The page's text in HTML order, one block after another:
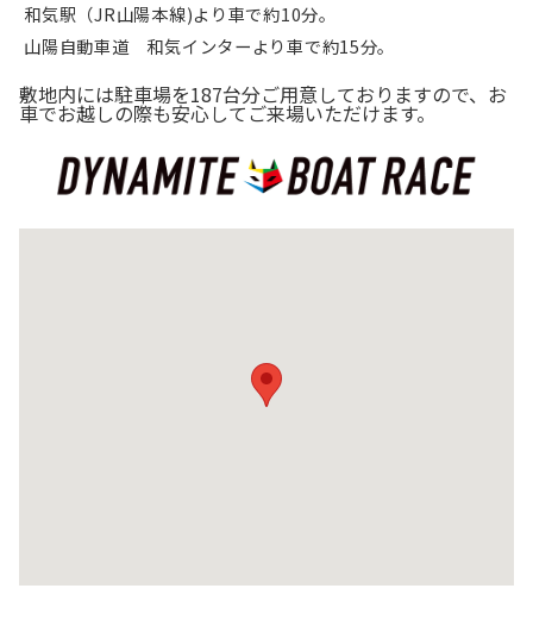
和気駅（JR山陽本線)より車で約10分。
山陽自動車道 和気インターより車で約15分。
敷地内には駐車場を187台分ご用意しておりますので、お
車でお越しの際も安心してご来場いただけます。